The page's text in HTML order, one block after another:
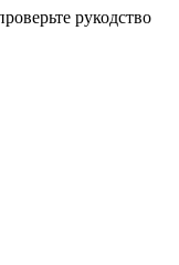
рукодство